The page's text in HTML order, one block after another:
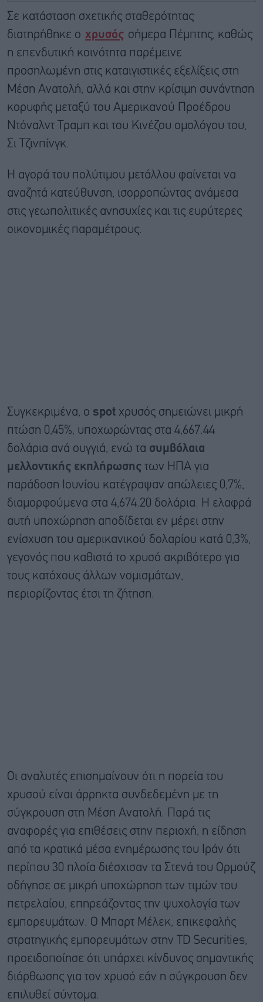
Σε κατάσταση σχετικής σταθερότητας
διατηρήθηκε ο χρυσός σήμερα Πέμπτης, καθώς
η επενδυτική κοινότητα παρέμεινε
προσηλωμένη στις καταιγιστικές εξελίξεις στη
Μέση Ανατολή, αλλά και στην κρίσιμη συνάντηση
κορυφής μεταξύ του Αμερικανού Προέδρου
Ντόναλντ Τραμπ και του Κινέζου ομολόγου του,
Σι Τζινπίνγκ.
Η αγορά του πολύτιμου μετάλλου φαίνεται να
αναζητά κατεύθυνση, ισορροπώντας ανάμεσα
στις γεωπολιτικές ανησυχίες και τις ευρύτερες
οικονομικές παραμέτρους.
Συγκεκριμένα, ο spot χρυσός σημειώνει μικρή
πτώση 0,45%, υποχωρώντας στα 4,667.44
δολάρια ανά ουγγιά, ενώ τα συμβόλαια
μελλοντικής εκπλήρωσης των ΗΠΑ για
παράδοση Ιουνίου κατέγραψαν απώλειες 0,7%,
διαμορφούμενα στα 4,674.20 δολάρια. Η ελαφρά
αυτή υποχώρηση αποδίδεται εν μέρει στην
ενίσχυση του αμερικανικού δολαρίου κατά 0,3%,
γεγονός που καθιστά το χρυσό ακριβότερο για
τους κατόχους άλλων νομισμάτων,
περιορίζοντας έτσι τη ζήτηση.
Οι αναλυτές επισημαίνουν ότι η πορεία του
χρυσού είναι άρρηκτα συνδεδεμένη με τη
σύγκρουση στη Μέση Ανατολή. Παρά τις
αναφορές για επιθέσεις στην περιοχή, η είδηση
από τα κρατικά μέσα ενημέρωσης του Ιράν ότι
περίπου 30 πλοία διέσχισαν τα Στενά του Ορμούζ
οδήγησε σε μικρή υποχώρηση των τιμών του
πετρελαίου, επηρεάζοντας την ψυχολογία των
εμπορευμάτων. Ο Μπαρτ Μέλεκ, επικεφαλής
στρατηγικής εμπορευμάτων στην TD Securities,
προειδοποίησε ότι υπάρχει κίνδυνος σημαντικής
διόρθωσης για τον χρυσό εάν η σύγκρουση δεν
επιλυθεί σύντομα.